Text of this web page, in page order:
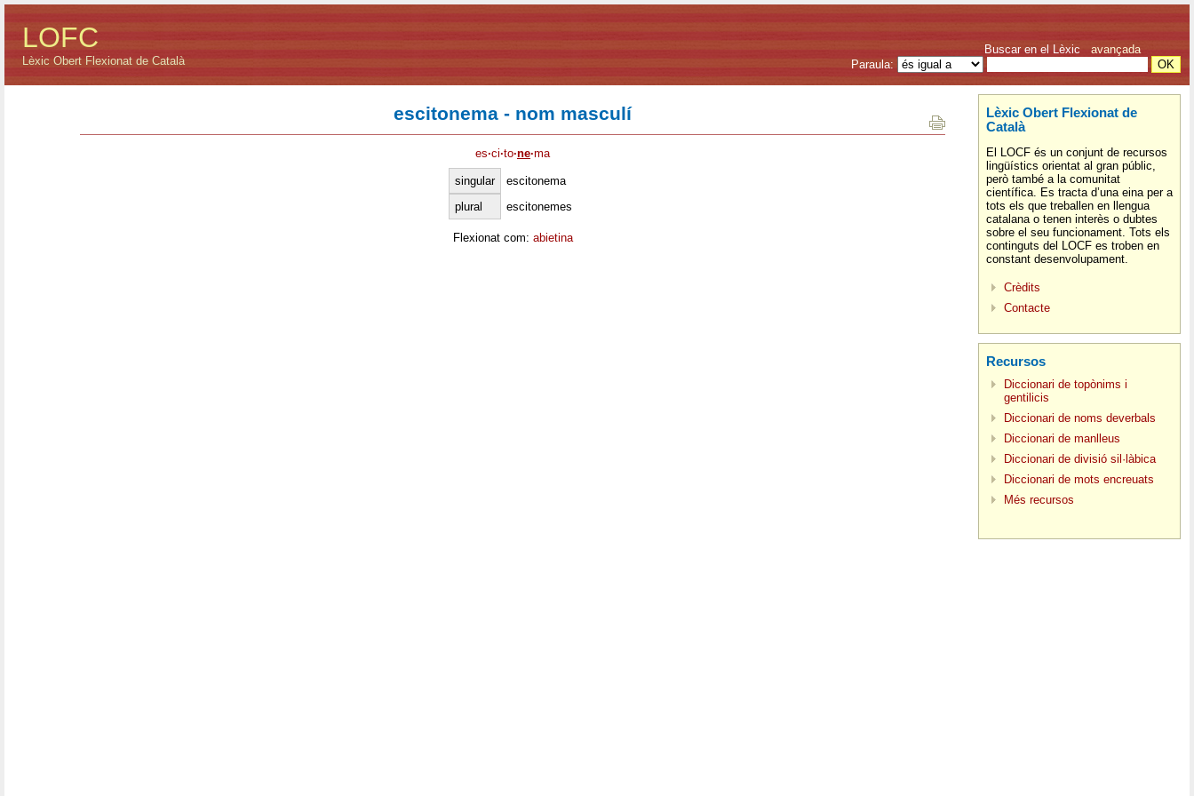
LOFC
Lèxic Obert Flexionat de Català
Buscar en el Lèxic avançada
Paraula:
escitonema - nom masculí
es·ci·to·ne·ma
singular
escitonema
plural
escitonemes
Flexionat com: abietina
Lèxic Obert Flexionat de
Català
El LOCF és un conjunt de recursos
lingüístics orientat al gran públic,
però també a la comunitat
científica. Es tracta d’una eina per a
tots els que treballen en llengua
catalana o tenen interès o dubtes
sobre el seu funcionament. Tots els
continguts del LOCF es troben en
constant desenvolupament.
Crèdits
Contacte
Recursos
Diccionari de topònims i
gentilicis
Diccionari de noms deverbals
Diccionari de manlleus
Diccionari de divisió sil·làbica
Diccionari de mots encreuats
Més recursos